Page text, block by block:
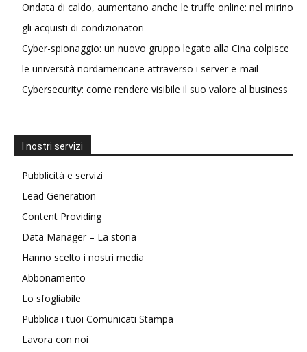
Ondata di caldo, aumentano anche le truffe online: nel mirino
gli acquisti di condizionatori
Cyber-spionaggio: un nuovo gruppo legato alla Cina colpisce
le università nordamericane attraverso i server e-mail
Cybersecurity: come rendere visibile il suo valore al business
I nostri servizi
Pubblicità e servizi
Lead Generation
Content Providing
Data Manager – La storia
Hanno scelto i nostri media
Abbonamento
Lo sfogliabile
Pubblica i tuoi Comunicati Stampa
Lavora con noi